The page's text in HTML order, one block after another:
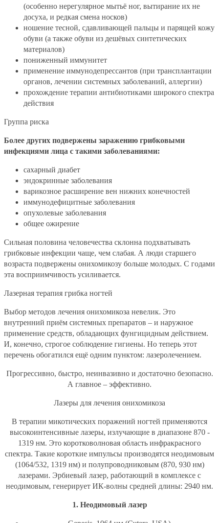
(особенно нерегулярное мытьё ног, вытирание их не
досуха, и редкая смена носков)
ношение тесной, сдавливающей пальцы и парящей кожу
обуви (а также обуви из дешёвых синтетических
материалов)
пониженный иммунитет
применение иммунодепрессантов (при трансплантации
органов, лечении системных заболеваний, аллергии)
прохождение терапии антибиотиками широкого спектра
действия
Группа риска
Более других подвержены заражению грибковыми
инфекциями лица с такими заболеваниями:
сахарный диабет
эндокринные заболевания
варикозное расширение вен нижних конечностей
иммунодефицитные заболевания
опухолевые заболевания
общее ожирение
Сильная половина человечества склонна подхватывать
грибковые инфекции чаще, чем слабая. А люди старшего
возраста подвержены онихомикозу больше молодых. С годами
эта восприимчивость усиливается.
Лазерная терапия грибка ногтей
Выбор методов лечения онихомикоза невелик. Это
внутренний приём системных препаратов – и наружное
применение средств, обладающих фунгицидным действием.
И, конечно, строгое соблюдение гигиены. Но теперь этот
перечень обогатился ещё одним пунктом: лазеролечением.
Прогрессивно, быстро, неинвазивно и достаточно безопасно.
А главное – эффективно.
Лазеры для лечения онихомикоза
В терапии микотических поражений ногтей применяются
высокоинтенсивные лазеры, излучающие в диапазоне 870 -
1319 нм. Это коротковолновая область инфракрасного
спектра. Такие короткие импульсы производятся неодимовым
(1064/532, 1319 нм) и полупроводниковым (870, 930 нм)
лазерами. Эрбиевый лазер, работающий в комплексе с
неодимовым, генерирует ИК-волны средней длины: 2940 нм.
1. Неодимовый лазер